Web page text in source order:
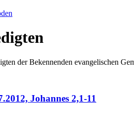
der Bekennenden evangelischen
Johannes 2,1-11